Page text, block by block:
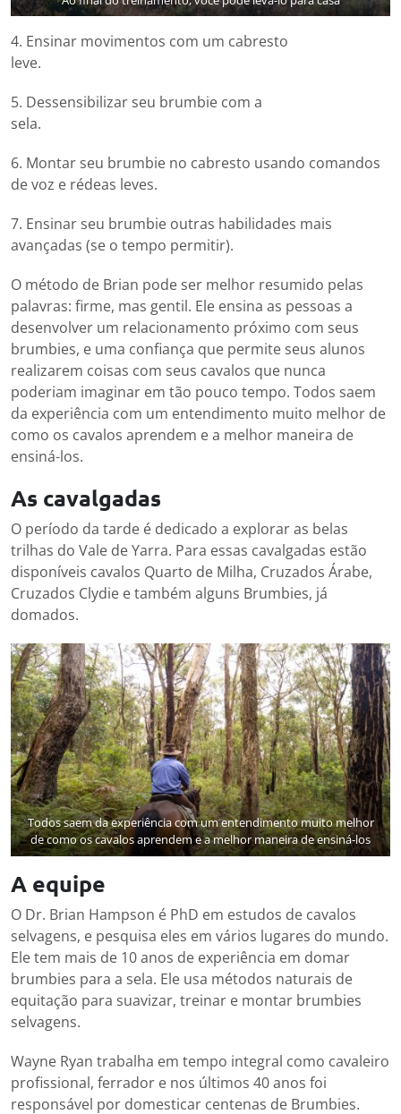
4. Ensinar movimentos com um cabresto
leve.
5. Dessensibilizar seu brumbie com a
sela.
6. Montar seu brumbie no cabresto usando comandos
de voz e rédeas leves.
7. Ensinar seu brumbie outras habilidades mais
avançadas (se o tempo permitir).
O método de Brian pode ser melhor resumido pelas
palavras: firme, mas gentil. Ele ensina as pessoas a
desenvolver um relacionamento próximo com seus
brumbies, e uma confiança que permite seus alunos
realizarem coisas com seus cavalos que nunca
poderiam imaginar em tão pouco tempo. Todos saem
da experiência com um entendimento muito melhor de
como os cavalos aprendem e a melhor maneira de
ensiná-los.
As cavalgadas
O período da tarde é dedicado a explorar as belas
trilhas do Vale de Yarra. Para essas cavalgadas estão
disponíveis cavalos Quarto de Milha, Cruzados Árabe,
Cruzados Clydie e também alguns Brumbies, já
domados.
Todos saem da experiência com um entendimento muito melhor
de como os cavalos aprendem e a melhor maneira de ensiná-los
A equipe
O Dr. Brian Hampson é PhD em estudos de cavalos
selvagens, e pesquisa eles em vários lugares do mundo.
Ele tem mais de 10 anos de experiência em domar
brumbies para a sela. Ele usa métodos naturais de
equitação para suavizar, treinar e montar brumbies
selvagens.
Wayne Ryan trabalha em tempo integral como cavaleiro
profissional, ferrador e nos últimos 40 anos foi
responsável por domesticar centenas de Brumbies.